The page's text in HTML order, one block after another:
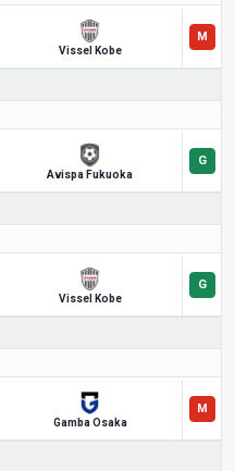
Vissel Kobe
Avispa Fukuoka
Vissel Kobe
Gamba Osaka